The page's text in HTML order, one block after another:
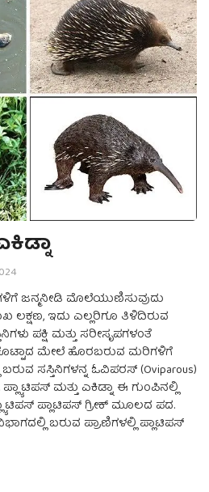
ಜನ್ಮನೀಡಿ ಮೊಲೆಯುಣಿಸುವುದು
ಲಕ್ಷಣ‌, ಇದು ಎಲ್ಲರಿಗೂ ತಿಳಿದಿರುವ
ಪಕ್ಷಿ ಮತ್ತು ಸರೀಸೃಪಗಳಂತೆ
ಮೇಲೆ ಹೊರಬರುವ ಮರಿಗಳಿಗೆ
ಸಸ್ತಿನಿಗಳನ್ನ ಓವಿಪರಸ್ (Oviparous)
ಮತ್ತು ಎಕಿಡ್ನಾ ಈ ಗುಂಪಿನಲ್ಲಿ
ಪ್ಲಾಟಿಪಸ್ ಗ್ರೀಕ್ ಮೂಲದ ಪದ.
ಬರುವ ಪ್ರಾಣಿಗಳಲ್ಲಿ ಪ್ಲಾಟಿಪಸ್